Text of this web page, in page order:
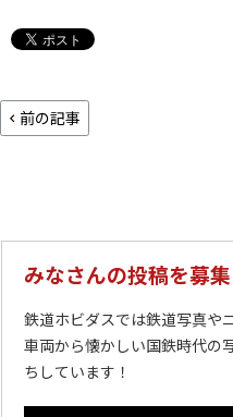
前の記事
みなさんの投稿を募
鉄道ホビダスでは鉄道写真や
車両から懐かしい国鉄時代の
ちしています！